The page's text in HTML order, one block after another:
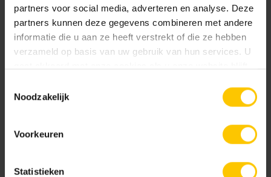
partners voor social media, adverteren en analyse. Deze
partners kunnen deze gegevens combineren met andere
informatie die u aan ze heeft verstrekt of die ze hebben
verzameld op basis van uw gebruik van hun services. U
Noodzakelijk
Voorkeuren
Statistieken
Ciaro Nero